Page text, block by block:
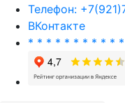
Телефон:
ВКонтакте
* * * * * * * * * *